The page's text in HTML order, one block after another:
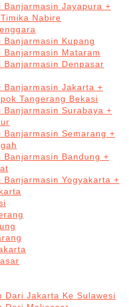
Banjarmasin Jayapura +
Nabire
Banjarmasin Kupang
Banjarmasin Mataram
Banjarmasin Denpasar
Banjarmasin Jakarta +
Tangerang Bekasi
Banjarmasin Surabaya +
Banjarmasin Semarang +
Banjarmasin Bandung +
Banjarmasin Yogyakarta +
Dari Jakarta Ke Sulawesi